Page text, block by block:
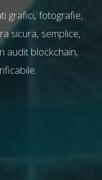
grafici, fotografie,
sicura, semplice,
audit blockchain,